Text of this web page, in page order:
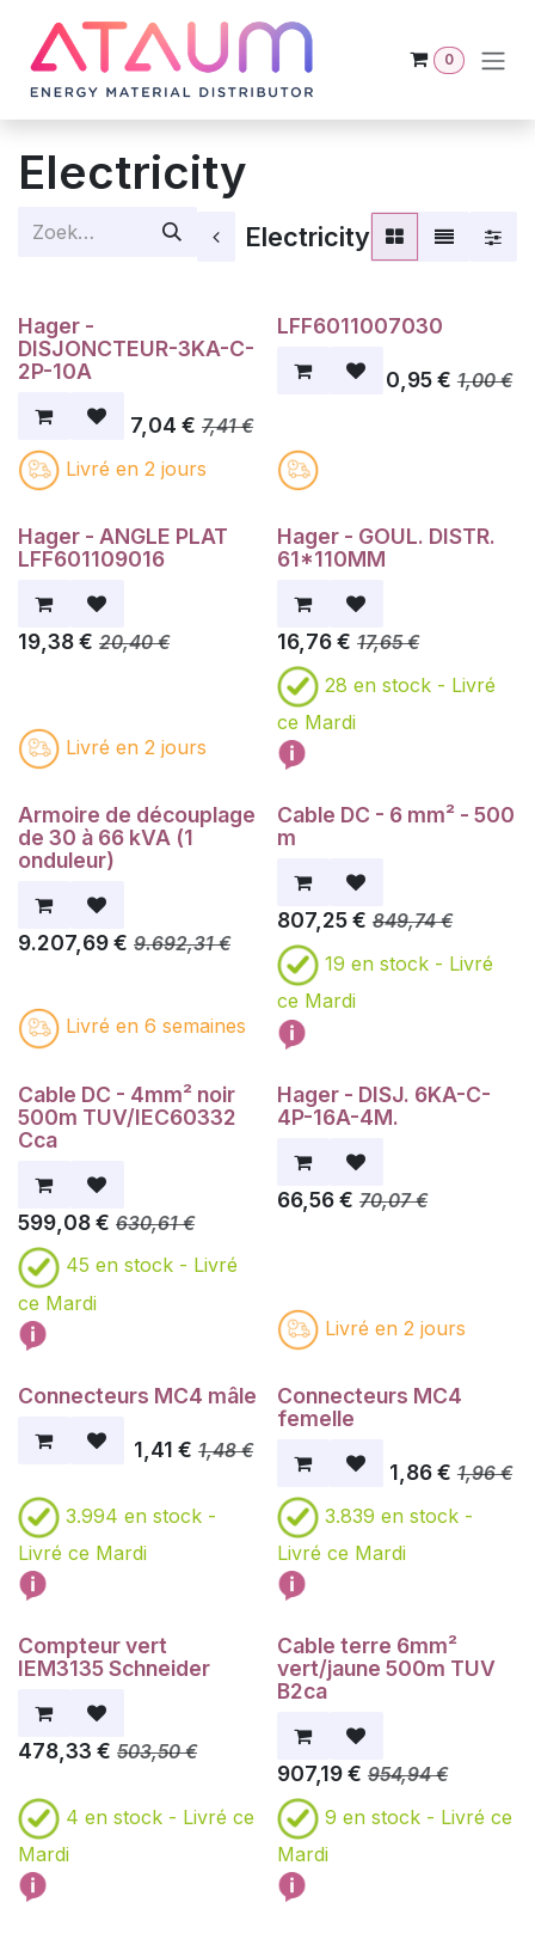
0
Electricity
Electricity
Hager -
DISJONCTEUR-3KA-C-
2P-10A
7,04 € 7,41€
Livré en 2 jours
LFF6011007030
0,95€ 1,00€
Hager - ANGLE PLAT
LFF601109016
19,38€ 20,40€
Livré en 2 jours
Hager - GOUL. DISTR.
61*110MM
16,76€ 17,65€
28 en stock - Livré
ce Mardi
Armoire de découplage
de 30 à 66 kVA (1
onduleur)
9.207,69€ 9.692,31€
Livré en 6 semaines
Cable DC - 6 mm² - 500
m
807,25€ 849,74€
19 en stock - Livré
ce Mardi
Cable DC - 4mm² noir
500m TUV/IEC60332
Cca
599,08€ 630,61€
45 en stock - Livré
ce Mardi
Hager - DISJ. 6KA-C-
4P-16A-4M.
66,56€ 70,07€
Livré en 2 jours
Connecteurs MC4 mâle
1,41 € 1,48€
3.994 en stock -
Livré ce Mardi
Connecteurs MC4
femelle
1,86€ 1,96€
3.839 en stock -
Livré ce Mardi
Compteur vert
IEM3135 Schneider
478,33 € 503,50€
4 en stock - Livré ce
Mardi
Cable terre 6mm²
vert/jaune 500m TUV
B2ca
907,19€ 954,94€
9 en stock - Livré ce
Mardi